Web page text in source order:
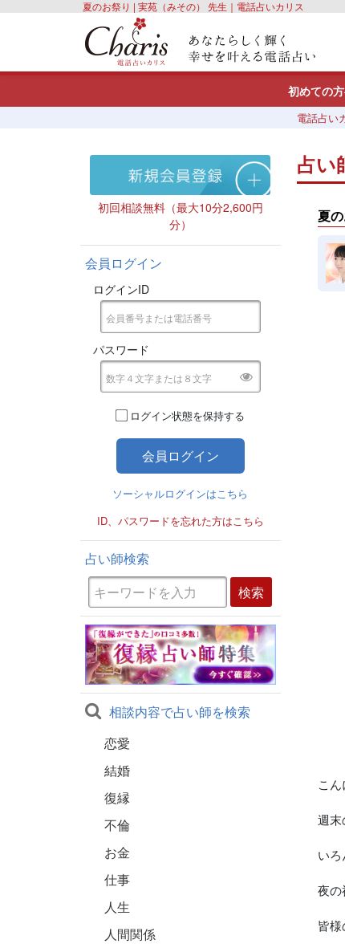
夏のお祭り | 実苑（みその） 先生｜電話占いカリス
初めての
電話占い
初回相談無料（最大10分2,600円
分）
会員ログイン
ログインID
パスワード
ログイン状態を保持する
ソーシャルログインはこちら
ID、パスワードを忘れた方はこちら
占い師検索
相談内容で占い師を検索
恋愛
結婚
復縁
不倫
お金
仕事
人生
人間関係
占い
夏
こん
週末
いろ
夜
皆